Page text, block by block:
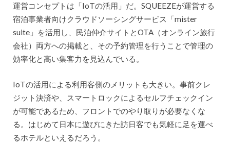
運営コンセプトは「IoTの活用」だ。SQUEEZEが運営する
宿泊事業者向けクラウドソーシングサービス「mister
suite」を活用し、民泊仲介サイトとOTA（オンライン旅行
会社）両方への掲載と、その予約管理を行うことで管理の
効率化と高い集客力を見込んでいる。
IoTの活用による利用客側のメリットも大きい。事前クレ
ジット決済や、スマートロックによるセルフチェックイン
が可能であるため、フロントでのやり取りが必要なくな
る。はじめて日本に遊びにきた訪日客でも気軽に足を運べ
るホテルといえるだろう。